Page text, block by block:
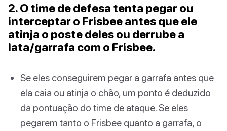
2. O time de defesa tenta pegar ou
interceptar o Frisbee antes que ele
atinja o poste deles ou derrube a
lata/garrafa com o Frisbee.
Se eles conseguirem pegar a garrafa antes que
ela caia ou atinja o chão, um ponto é deduzido
da pontuação do time de ataque. Se eles
pegarem tanto o Frisbee quanto a garrafa, o